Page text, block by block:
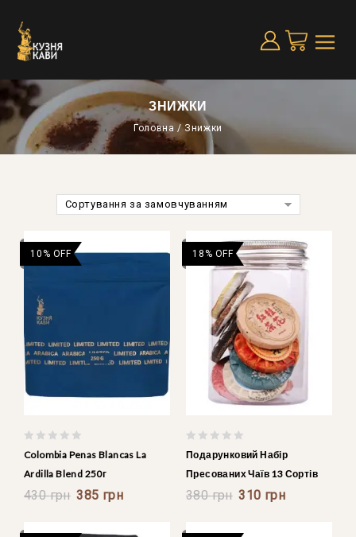
ЗНИЖКИ
Головна /Знижки
Сортування за замовчуванням
10% OFF
0
of
5
Colombia Penas Blancas La
Ardilla Blend 250г
430грн 385 грн
18% OFF
0
of
5
Подарунковий Набір
Пресованих Чаїв 13 Сортів
380грн 310 грн